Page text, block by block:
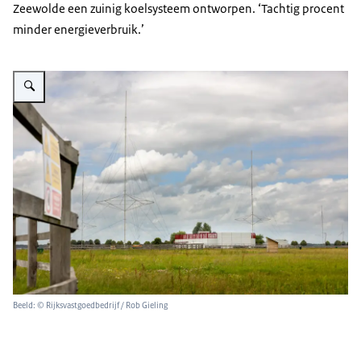
Zeewolde een zuinig koelsysteem ontworpen. ‘Tachtig procent
minder energieverbruik.’
Vergroot afbeelding Antennepark Zeewolde
Beeld: © Rijksvastgoedbedrijf / Rob Gieling